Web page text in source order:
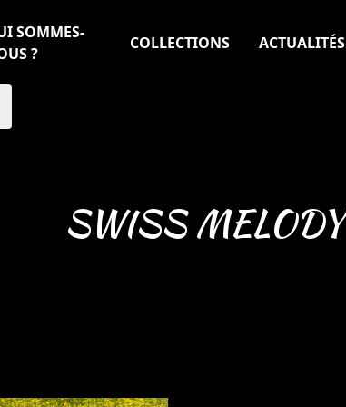
SOMMES-
?
COLLECTIONS ACTUALITÉS
SWISS MELODY